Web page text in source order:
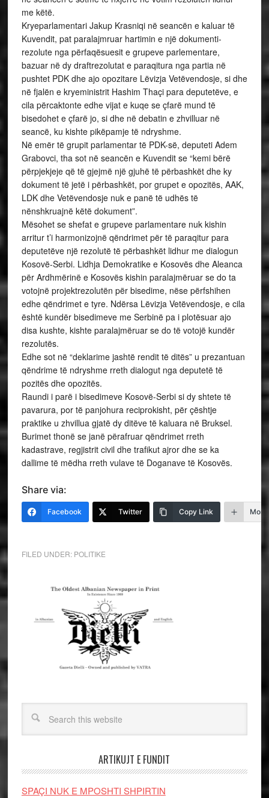
me këtë.
Kryeparlamentari Jakup Krasniqi në seancën e kaluar të
Kuvendit, pat paralajmruar hartimin e një dokumenti-
rezolute nga përfaqësuesit e grupeve parlementare,
bazuar në dy draftrezolutat e paraqitura nga partia në
pushtet PDK dhe ajo opozitare Lëvizja Vetëvendosje, si dhe
në fjalën e kryeministrit Hashim Thaçi para deputetëve, e
cila përcaktonte edhe vijat e kuqe se çfarë mund të
bisedohet e çfarë jo, si dhe në debatin e zhvilluar në
seancë, ku kishte pikëpamje të ndryshme.
Në emër të grupit parlamentar të PDK-së, deputeti Adem
Grabovci, tha sot në seancën e Kuvendit se “kemi bërë
përpjekjeje që të gjejmë një gjuhë të përbashkët dhe ky
dokument të jetë i përbashkët, por grupet e opozitës, AAK,
LDK dhe Vetëvendosje nuk e panë të udhës të
nënshkruajnë këtë dokument”.
Mësohet se shefat e grupeve parlamentare nuk kishin
arritur t’i harmonizojnë qëndrimet për të paraqitur para
deputetëve një rezolutë të përbashkët lidhur me dialogun
Kosovë-Serbi. Lidhja Demokratike e Kosovës dhe Aleanca
për Ardhmërinë e Kosovës kishin paralajmëruar se do ta
votojnë projektrezolutën për bisedime, nëse përfshihen
edhe qëndrimet e tyre. Ndërsa Lëvizja Vetëvendosje, e cila
është kundër bisedimeve me Serbinë pa i plotësuar ajo
disa kushte, kishte paralajmëruar se do të votojë kundër
rezolutës.
Edhe sot në “deklarime jashtë rendit të ditës” u prezantuan
qëndrime të ndryshme rreth dialogut nga deputetë të
pozitës dhe opozitës.
Raundi i parë i bisedimeve Kosovë-Serbi si dy shtete të
pavarura, por të panjohura reciprokisht, për çështje
praktike u zhvillua gjatë dy ditëve të kaluara në Bruksel.
Burimet thonë se janë përafruar qëndrimet rreth
kadastrave, regjistrit civil dhe trafikut ajror dhe se ka
dallime të mëdha rreth vulave të Doganave të Kosovës.
Share via:
Facebook Twitter Copy Link More
FILED UNDER: POLITIKE
ARTIKUJT E FUNDIT
SPAÇI NUK E MPOSHTI SHPIRTIN